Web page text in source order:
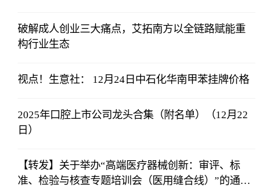
破解成人创业三大痛点，艾拓南方以全链路赋能重
构行业生态
视点！生意社： 12月24日中石化华南甲苯挂牌价格
2025年口腔上市公司龙头合集（附名单）（12月22
日）
【转发】关于举办“高端医疗器械创新：审评、标
准、检验与核查专题培训会（医用缝合线）”的通知